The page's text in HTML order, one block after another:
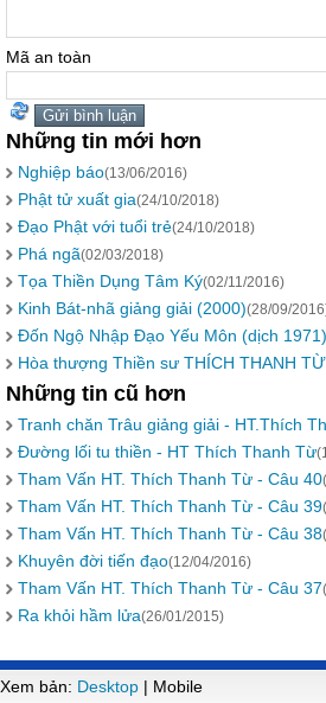
Mã an toàn
Những tin mới hơn
Nghiệp báo(13/06/2016)
Phật tử xuất gia(24/10/2018)
Đạo Phật với tuổi trẻ(24/10/2018)
Phá ngã(02/03/2018)
Tọa Thiền Dụng Tâm Ký(02/11/2016)
Kinh Bát-nhã giảng giải (2000)(28/09/
Đốn Ngộ Nhập Đạo Yếu Môn (dịch 1971)
Hòa thượng Thiền sư THÍCH THANH TỪ
Những tin cũ hơn
Tranh chăn Trâu giảng giải - HT.Thích
Đường lối tu thiền - HT Thích Thanh Từ
Tham Vấn HT. Thích Thanh Từ - Câu 40
Tham Vấn HT. Thích Thanh Từ - Câu 39
Tham Vấn HT. Thích Thanh Từ - Câu 38
Khuyên đời tiến đạo(12/04/2016)
Tham Vấn HT. Thích Thanh Từ - Câu 37
Ra khỏi hầm lửa(26/01/2015)
Xem bản: Desktop | Mobile